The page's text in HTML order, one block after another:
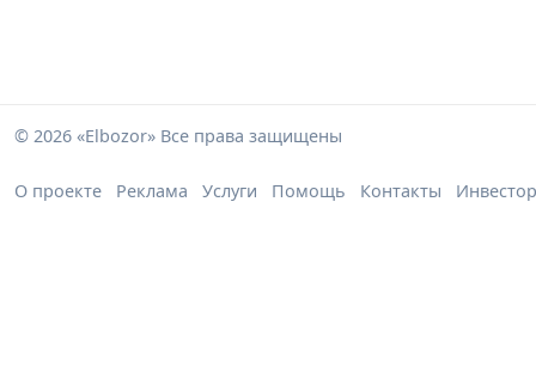
© 2026 «Elbozor» Все права защищены
О проекте Реклама Услуги Помощь Контакты